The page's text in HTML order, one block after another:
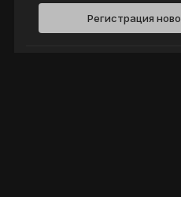
Регистрация